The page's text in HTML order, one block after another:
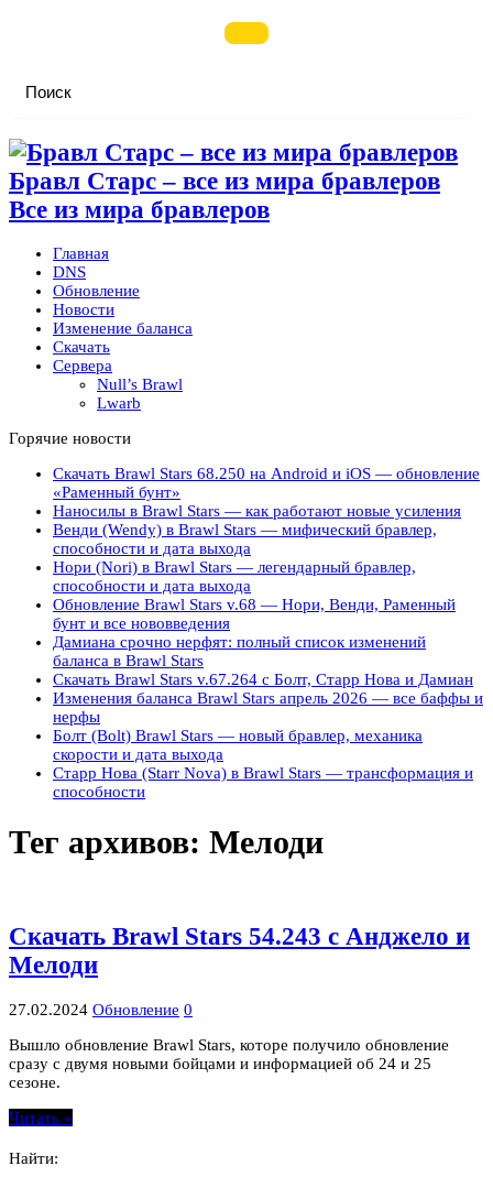
Бравл Старс – все из мира бравлеров
Все из мира бравлеров
Главная
DNS
Обновление
Новости
Изменение баланса
Скачать
Сервера
Null’s Brawl
Lwarb
Горячие новости
Скачать Brawl Stars 68.250 на Android и iOS — обновление
«Раменный бунт»
Наносилы в Brawl Stars — как работают новые усиления
Венди (Wendy) в Brawl Stars — мифический бравлер,
способности и дата выхода
Нори (Nori) в Brawl Stars — легендарный бравлер,
способности и дата выхода
Обновление Brawl Stars v.68 — Нори, Венди, Раменный
бунт и все нововведения
Дамиана срочно нерфят: полный список изменений
баланса в Brawl Stars
Скачать Brawl Stars v.67.264 с Болт, Старр Нова и Дамиан
Изменения баланса Brawl Stars апрель 2026 — все баффы и
нерфы
Болт (Bolt) Brawl Stars — новый бравлер, механика
скорости и дата выхода
Старр Нова (Starr Nova) в Brawl Stars — трансформация и
способности
Тег архивов: Мелоди
Скачать Brawl Stars 54.243 с Анджело и
Мелоди
27.02.2024 Обновление 0
Вышло обновление Brawl Stars, которе получило обновление
сразу с двумя новыми бойцами и информацией об 24 и 25
сезоне.
Читать »
Найти: